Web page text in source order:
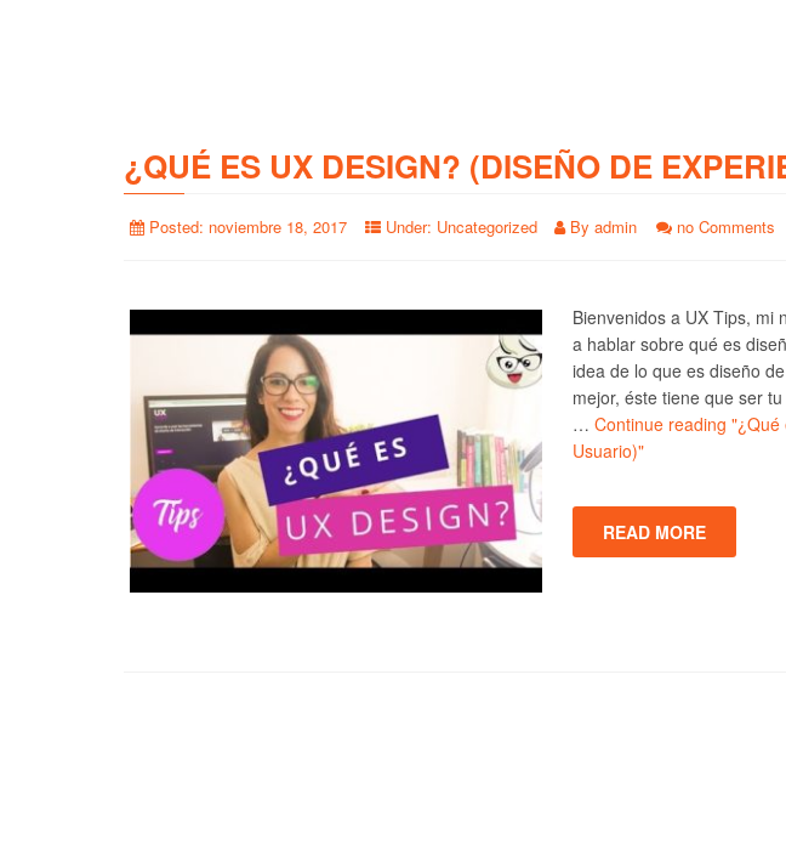
¿QUÉ ES UX DESIGN? (DISEÑO DE
Posted: noviembre 18, 2017 Under: Uncategorized By admin no Comments
Bienvenidos a UX Tips, mi
a hablar sobre qué es
idea de lo que es diseño
mejor, éste tiene que ser
… Continue reading "¿Qué
Usuario)"
READ MORE